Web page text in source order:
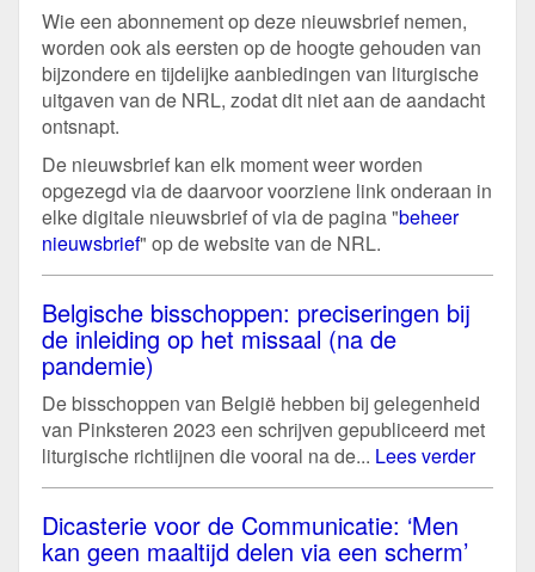
Wie een abonnement op deze nieuwsbrief nemen,
worden ook als eersten op de hoogte gehouden van
bijzondere en tijdelijke aanbiedingen van liturgische
uitgaven van de NRL, zodat dit niet aan de aandacht
ontsnapt.
De nieuwsbrief kan elk moment weer worden
opgezegd via de daarvoor voorziene link onderaan in
elke digitale nieuwsbrief of via de pagina "beheer
nieuwsbrief" op de website van de NRL.
Belgische bisschoppen: preciseringen bij
de inleiding op het missaal (na de
pandemie)
De bisschoppen van België hebben bij gelegenheid
van Pinksteren 2023 een schrijven gepubliceerd met
liturgische richtlijnen die vooral na de... Lees verder
Dicasterie voor de Communicatie: ‘Men
kan geen maaltijd delen via een scherm’